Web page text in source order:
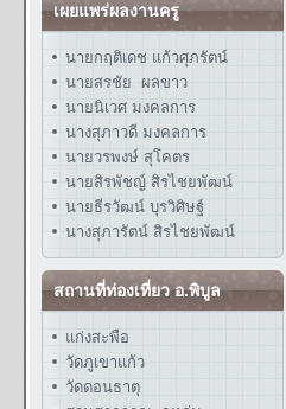
เผยแพร่ผลงานครู
นายกฤติเดช แก้วศุภรัตน์
นายสรชัย ผลขาว
นายนิเวศ มงคลการ
นางสุภาวดี มงคลการ
นายวรพงษ์ สุโคตร
นายสิรพัชญ์ สิรไชยพัฒน์
นายธีรวัฒน์ บุรวิศิษฐ์
นางสุภารัตน์ สิรไชยพัฒน์
สถานที่ท่องเที่ยว อ.พิบูล
แก่งสะพือ
วัดภูเขาแก้ว
วัดดอนธาตุ